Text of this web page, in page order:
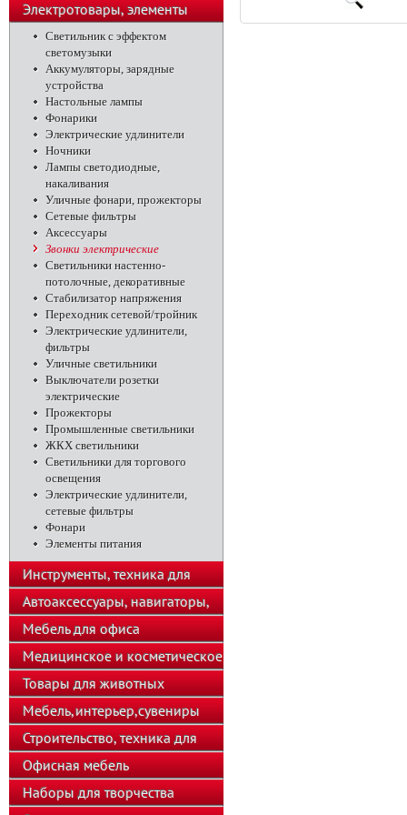
телефоны
Электротовары, элементы
питания, освещение
Светильник с эффектом
светомузыки
Аккумуляторы, зарядные
устройства
Настольные лампы
Фонарики
Электрические удлинители
Ночники
Лампы светодиодные,
накаливания
Уличные фонари, прожекторы
Сетевые фильтры
Аксессуары
Звонки электрические
Светильники настенно-
потолочные, декоративные
Стабилизатор напряжения
Переходник сетевой/тройник
Электрические удлинители,
фильтры
Уличные светильники
Выключатели розетки
электрические
Прожекторы
Промышленные светильники
ЖКХ светильники
Светильники для торгового
освещения
Электрические удлинители,
сетевые фильтры
Фонари
Элементы питания
Инструменты, техника для
подсобного хозяйства
Автоаксессуары, навигаторы,
автозвук
Мебель для офиса
Медицинское и косметическое
оборудование
Товары для животных
Мебель,интерьер,сувениры
Строительство, техника для
хозяйства
Офисная мебель
Наборы для творчества